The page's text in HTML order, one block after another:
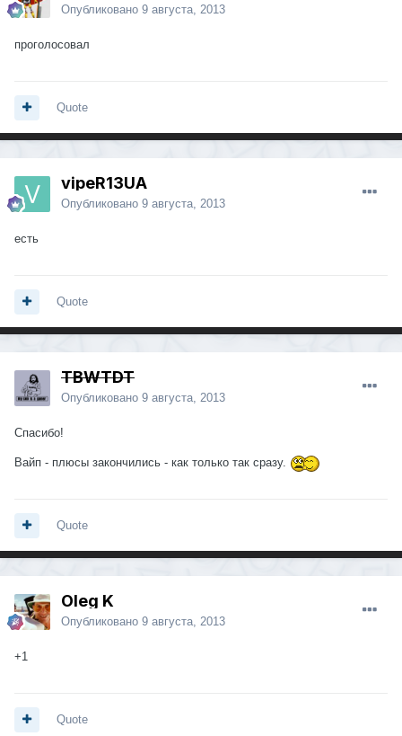
Опубликовано 9 августа, 2013
проголосовал
Quote
vipeR13UA
Опубликовано 9 августа, 2013
есть
Quote
TBWTDT
Опубликовано 9 августа, 2013
Спасибо!
Вайп - плюсы закончились - как только так сразу.
Quote
Oleg K
Опубликовано 9 августа, 2013
+1
Quote